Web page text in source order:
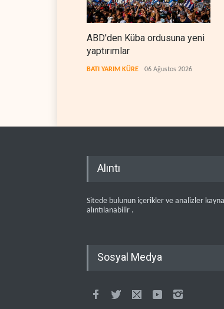
ABD'den Küba ordusuna yeni
yaptırımlar
BATI YARIM KÜRE 06 Ağustos 2026
Alıntı
Sitede bulunun içerikler ve analizler
alıntılanabilir .
Sosyal Medya